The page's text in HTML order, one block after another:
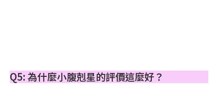
Q5: 為什麼小腹剋星的評價這麼好？